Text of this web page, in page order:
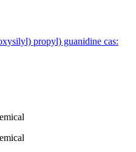
propyl) guanidine cas: